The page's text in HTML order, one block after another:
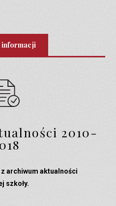
informacji
2010-
archiwum aktualności
szkoły.